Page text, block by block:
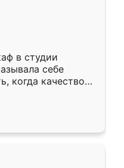
в студии
себе
когда качеством
кухня уже почти